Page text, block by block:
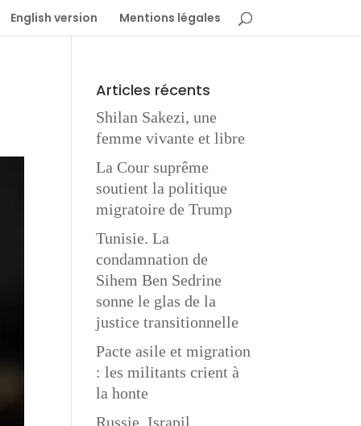
English version Mentions légales
Articles récents
Shilan Sakezi, une
femme vivante et libre
La Cour suprême
soutient la politique
migratoire de Trump
Tunisie. La
condamnation de
Sihem Ben Sedrine
sonne le glas de la
justice transitionnelle
Pacte asile et migration
: les militants crient à
la honte
Russie. Israpil